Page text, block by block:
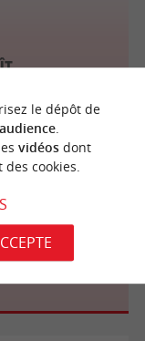
le dépôt de
.
vidéosdont
cookies.